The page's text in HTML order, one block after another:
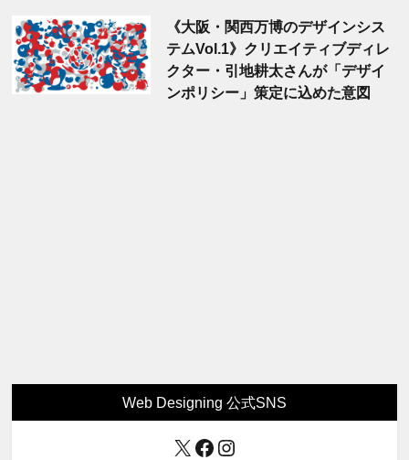
《大阪・関西万博のデザインシス
テムVol.1》クリエイティブディレ
クター・引地耕太さんが「デザイ
ンポリシー」策定に込めた意図
Web Designing 公式SNS
X Facebook
Instagram